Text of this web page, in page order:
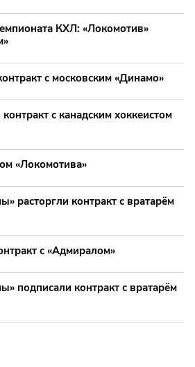
КХЛ: «Локомотив»
с московским «Динамо»
с канадским хоккеистом
«Локомотива»
расторгли контракт с вратарём
с «Адмиралом»
подписали контракт с вратарём